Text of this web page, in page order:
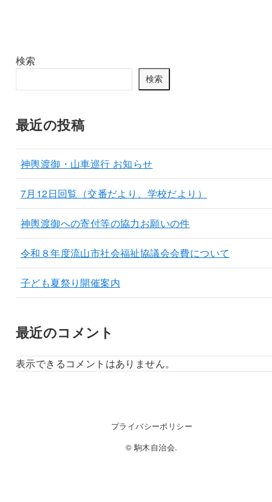
検索
検索
最近の投稿
神輿渡御・山車巡行 お知らせ
7月12日回覧（交番だより、学校だより）
神輿渡御への寄付等の協力お願いの件
令和８年度流山市社会福祉協議会会費について
子ども夏祭り開催案内
最近のコメント
表示できるコメントはありません。
プライバシーポリシー
© 駒木自治会.